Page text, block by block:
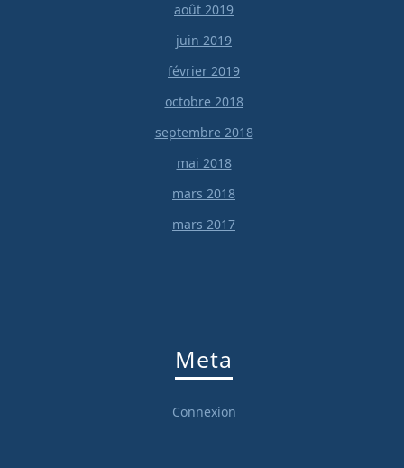
août 2019
juin 2019
février 2019
octobre 2018
septembre 2018
mai 2018
mars 2018
mars 2017
Meta
Connexion